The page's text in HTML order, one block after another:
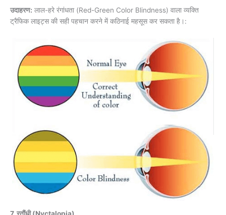
उदाहरण: लाल-हरे रंगांधता (Red-Green Color Blindness) वाला व्यक्ति
ट्रैफिक लाइट्स की सही पहचान करने में कठिनाई महसूस कर सकता है।:
7. रतौंधी (Nyctalopia)